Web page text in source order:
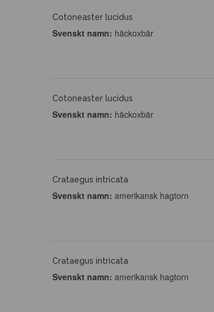
Cotoneaster lucidus
Svenskt namn: häckoxbär
Cotoneaster lucidus
Svenskt namn: häckoxbär
Crataegus intricata
Svenskt namn: amerikansk hagtorn
Crataegus intricata
Svenskt namn: amerikansk hagtorn